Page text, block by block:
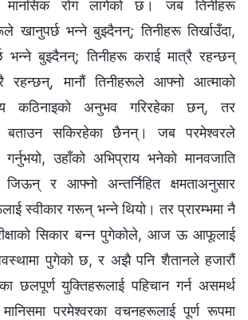
मानसिक रोग लागेको छ। जब तिनीहरू
खानुपर्छ भन्‍ने बुझ्दैनन्; तिनीहरू तिर्खाउँदा,
भन्‍ने बुझ्दैनन्; तिनीहरू कराई मात्रै रहन्छन्
रहन्छन्, मानौं तिनीहरूले आफ्नो आत्माको
कठिनाइको अनुभव गरिरहेका छन्, तर
बताउन सकिरहेका छैनन्। जब परमेश्‍वरले
गर्नुभयो, उहाँको अभिप्राय भनेको मानवजाति
जिऊन् र आफ्नो अन्तर्निहित क्षमताअनुसार
स्वीकार गरून् भन्‍ने थियो। तर प्रारम्भमा नै
सिकार बन्न पुगेकोले, आज ऊ आफूलाई
पुगेको छ, र अझै पनि शैतानले हजारौं
छलपूर्ण युक्तिहरूलाई पहिचान गर्न असमर्थ
परमेश्‍वरका वचनहरूलाई पूर्ण रूपमा